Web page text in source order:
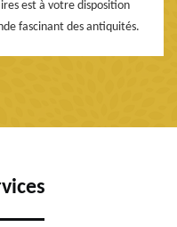
est à votre disposition
fascinant des antiquités.